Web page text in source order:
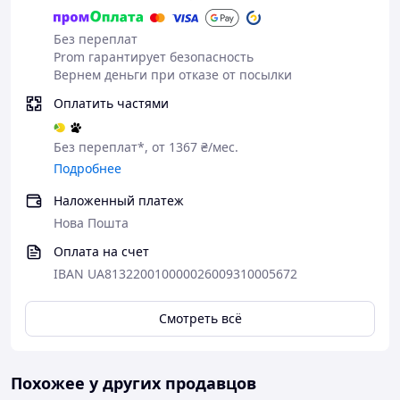
предохраняющая от подделки
лекарственного средства и нумерация
соответствующей дозировки – S, M, L.
Каждая буква соответствует допустимому
весу питомца для их приема, и количеству
действующего вещества (Оклацитиниба) в
составе:
S – 3,6 мг;
M – 5,4 мг;
L – 16 мг.
Продается без рецепта врача.
Показания к применению препарата
дерматите, вызванным аллергией
(блошиной, контактной, пищевой,
уменьшения воспаления. Не допускается
Без переплат
Prom гарантирует безопасность
Вернем деньги при отказе от посылки
Оплатить частями
Без переплат*, от 1367 ₴/мес.
Подробнее
Наложенный платеж
Нова Пошта
Оплата на счет
IBAN UA813220010000026009310005672
Смотреть всё
Похожее у других продавцов